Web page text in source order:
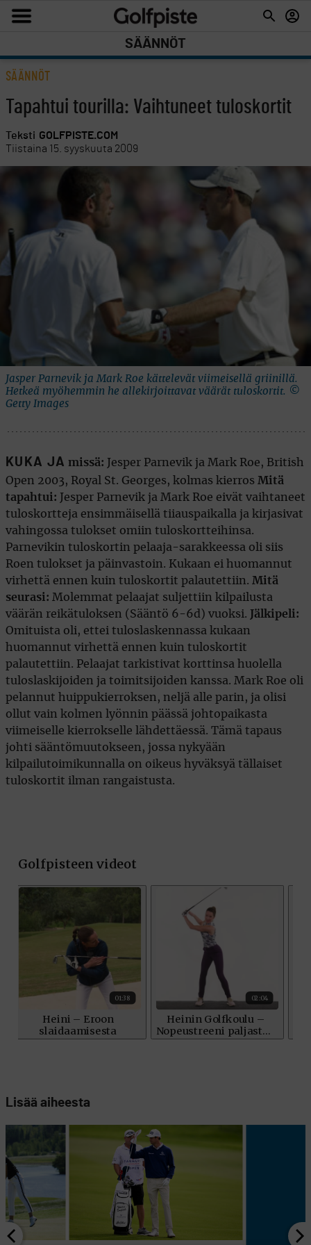
SÄÄNNÖT
SÄÄNNÖT
Tapahtui tourilla: Vaihtuneet tuloskortit
Teksti GOLFPISTE.COM
Tiistaina 15. syyskuuta 2009
Jasper Parnevik ja Mark Roe kättelevät viimeisellä griinillä.
Hetkeä myöhemmin he allekirjoittavat väärät tuloskortit. ©
Getty Images
KUKA JA missä: Jesper Parnevik ja Mark Roe, British
Open 2003, Royal St. Georges, kolmas kierros Mitä
tapahtui: Jesper Parnevik ja Mark Roe eivät vaihtaneet
tuloskortteja ensimmäisellä tiiauspaikalla ja kirjasivat
vahingossa tulokset omiin tuloskortteihinsa.
Parnevikin tuloskortin pelaaja-sarakkeessa oli siis
Roen tulokset ja päinvastoin. Kukaan ei huomannut
virhettä ennen kuin tuloskortit palautettiin. Mitä
seurasi: Molemmat pelaajat suljettiin kilpailusta
väärän reikätuloksen (Sääntö 6-6d) vuoksi.
Jälkipeli:
Omituista oli, ettei tuloslaskennassa kukaan
huomannut virhettä ennen kuin tuloskortit
palautettiin. Pelaajat tarkistivat korttinsa huolella
tuloslaskijoiden ja toimitsijoiden kanssa. Mark Roe oli
pelannut huippukierroksen, neljä alle parin, ja olisi
ollut vain kolmen lyönnin päässä johtopaikasta
viimeiselle kierrokselle lähdettäessä. Tämä tapaus
johti sääntömuutokseen, jossa nykyään
kilpailutoimikunnalla on oikeus hyväksyä tällaiset
tuloskortit ilman rangaistusta.
Lisää aiheesta